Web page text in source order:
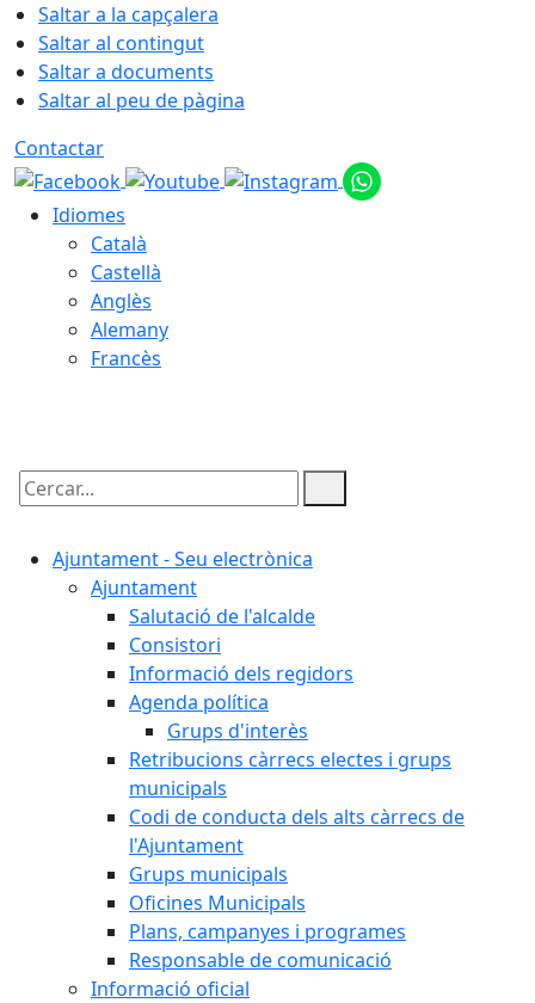
Saltar a la capçalera
Saltar al contingut
Saltar a documents
Saltar al peu de pàgina
Contactar
Idiomes
Català
Castellà
Anglès
Alemany
Francès
Cercar:
Ajuntament - Seu electrònica
Ajuntament
Salutació de l'alcalde
Consistori
Informació dels regidors
Agenda política
Grups d'interès
Retribucions càrrecs electes i grups
municipals
Codi de conducta dels alts càrrecs de
l'Ajuntament
Grups municipals
Oficines Municipals
Plans, campanyes i programes
Responsable de comunicació
Informació oficial